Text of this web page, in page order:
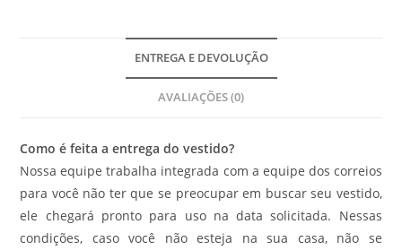
ENTREGA E DEVOLUÇÃO
AVALIAÇÕES (0)
Como é feita a entrega do vestido?
Nossa equipe trabalha integrada com a equipe dos correios
para você não ter que se preocupar em buscar seu vestido,
ele chegará pronto para uso na data solicitada. Nessas
condições, caso você não esteja na sua casa, não se